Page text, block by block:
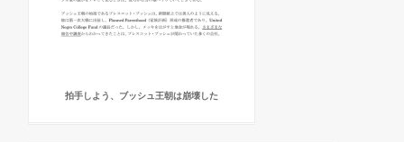
拍手しよう、ブッシュ王朝は崩壊した